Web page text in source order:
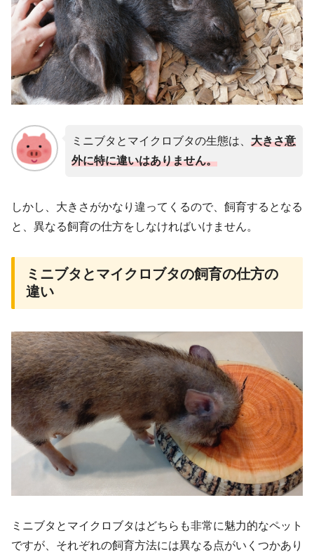
ミニブタとマイクロブタの生態は、 大きさ意
外に特に違いはありません。
しかし、大きさがかなり違ってくるので、飼育するとなる
と、異なる飼育の仕方をしなければいけません。
ミニブタとマイクロブタの飼育の仕方の
違い
ミニブタとマイクロブタはどちらも非常に魅力的なペット
ですが、それぞれの飼育方法には異なる点がいくつかあり